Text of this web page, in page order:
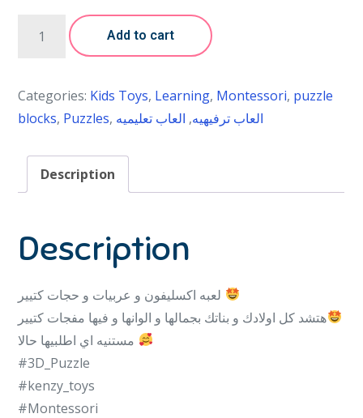
Add to cart
Categories: Kids Toys, Learning, Montessori, puzzle
blocks, Puzzles, العاب ترفيهيه, العاب تعليميه
Description
Description
هتشد كل اولادك و بناتك بجمالها و الوانها و فيها مفجات كتيير
#3D_Puzzle
#kenzy_toys
#Montessori